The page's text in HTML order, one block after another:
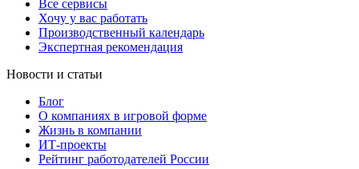
Все сервисы
Хочу у вас работать
Производственный календарь
Экспертная рекомендация
Новости и статьи
Блог
О компаниях в игровой форме
Жизнь в компании
ИТ-проекты
Рейтинг работодателей России